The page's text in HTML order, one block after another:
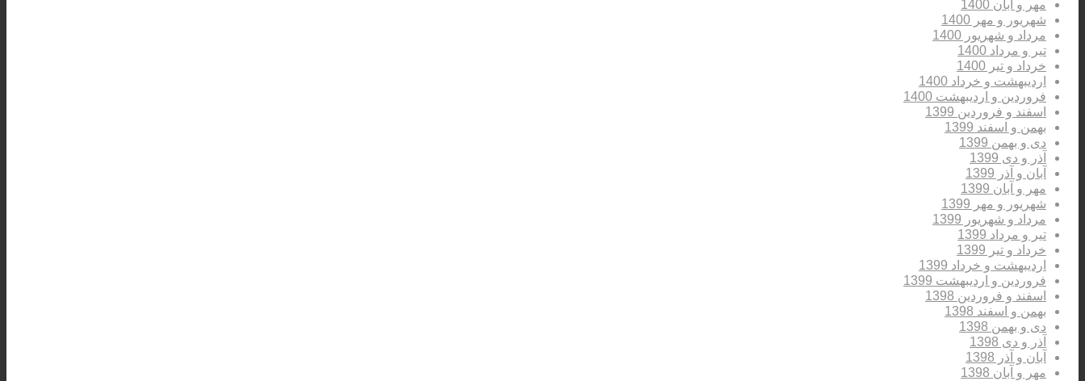
مهر و آبان 1400
شهریور و مهر 1400
مرداد و شهریور 1400
تیر و مرداد 1400
خرداد و تیر 1400
اردیبهشت و خرداد 1400
فروردین و اردیبهشت 1400
اسفند و فروردین 1399
بهمن و اسفند 1399
دی و بهمن 1399
آذر و دی 1399
آبان و آذر 1399
مهر و آبان 1399
شهریور و مهر 1399
مرداد و شهریور 1399
تیر و مرداد 1399
خرداد و تیر 1399
اردیبهشت و خرداد 1399
فروردین و اردیبهشت 1399
اسفند و فروردین 1398
بهمن و اسفند 1398
دی و بهمن 1398
آذر و دی 1398
آبان و آذر 1398
مهر و آبان 1398